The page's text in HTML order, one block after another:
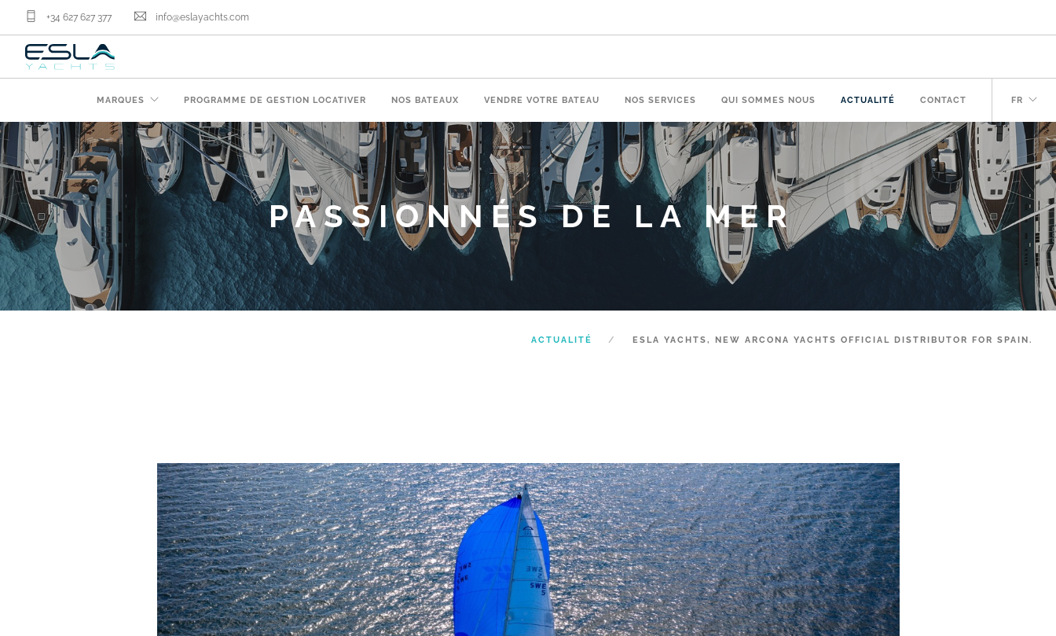
+34 627 627 377 info@eslayachts.com
MARQUES PROGRAMME DE GESTION LOCATIVER NOS BATEAUX VENDRE VOTRE BATEAU NOS SERVICES QUI SOMMES NOUS ACTUALITÉ CONTACT FR
PASSIONNÉS DE LA MER
ACTUALITÉ ESLA YACHTS, NEW ARCONA YACHTS OFFICIAL DISTRIBUTOR FOR SPAIN.